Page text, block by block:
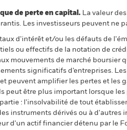
de perte en capital. La valeur
Les investisseurs peuvent ne
d'intérêt et/ou les défauts de
ou effectifs de la notation de
mouvements de marché
significatifs d’entreprises.
peuvent amplifier les pertes et
peut être plus important lorsque
: l'insolvabilité de tout
instruments dérivés ou à d'autres
d'un actif financier détenu par le